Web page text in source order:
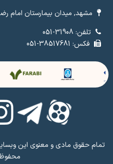
مشهد, میدان بیمارستان امام
تلفن: 31908-051
فکس: 38517681-051
تمام حقوق مادی و معنوی این